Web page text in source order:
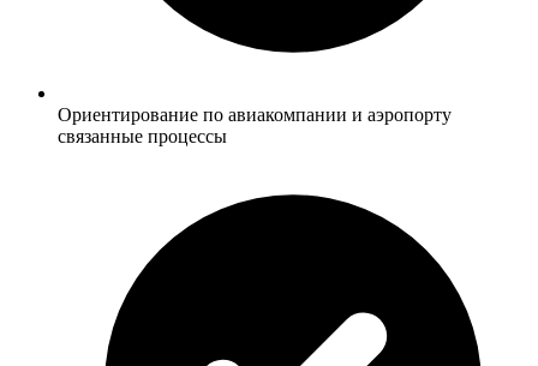
Ориентирование по авиакомпании и аэропорту
связанные процессы